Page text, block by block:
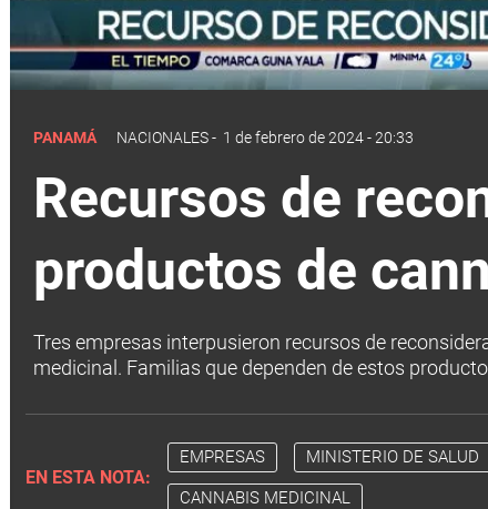
PANAMÁ NACIONALES- 1 de febrero de 2024 - 20:33
Recursos de
productos de
Tres empresas interpusieron recursos de
medicinal. Familias que dependen de estos
EN ESTA NOTA:
EMPRESAS MINISTERIO DE SALUD
CANNABIS MEDICINAL